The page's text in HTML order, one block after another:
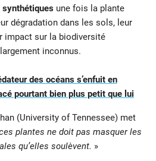
synthétiques une fois la plante
dégradation dans les sols, leur
impact sur la biodiversité
inconnus.
des océans s’enfuit en
pourtant bien plus petit que lui
(University of Tennessee) met
plantes ne doit pas masquer les
qu’elles soulèvent. »